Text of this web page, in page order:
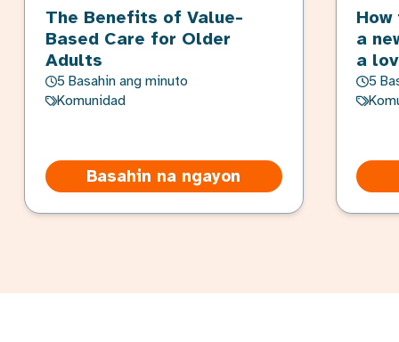
The Benefits of Value-
Based Care for Older
Adults
5 Basahin ang minuto
Komunidad
Basahin na ngayon
a
a
5